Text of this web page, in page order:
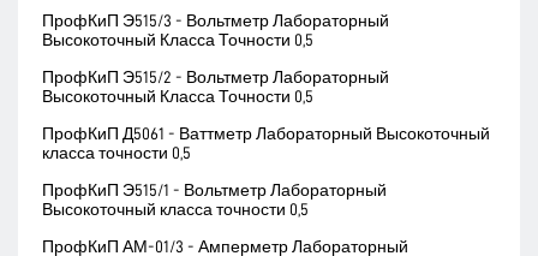
ПрофКиП Э515/3 - Вольтметр Лабораторный
Высокоточный Класса Точности 0,5
ПрофКиП Э515/2 - Вольтметр Лабораторный
Высокоточный Класса Точности 0,5
ПрофКиП Д5061 - Ваттметр Лабораторный Высокоточный
класса точности 0,5
ПрофКиП Э515/1 - Вольтметр Лабораторный
Высокоточный класса точности 0,5
ПрофКиП АМ-01/3 - Амперметр Лабораторный